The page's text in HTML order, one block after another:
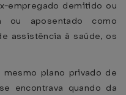
empregado demitido ou
ou aposentado como
assistência à saúde, os
plano privado de
encontrava quando da